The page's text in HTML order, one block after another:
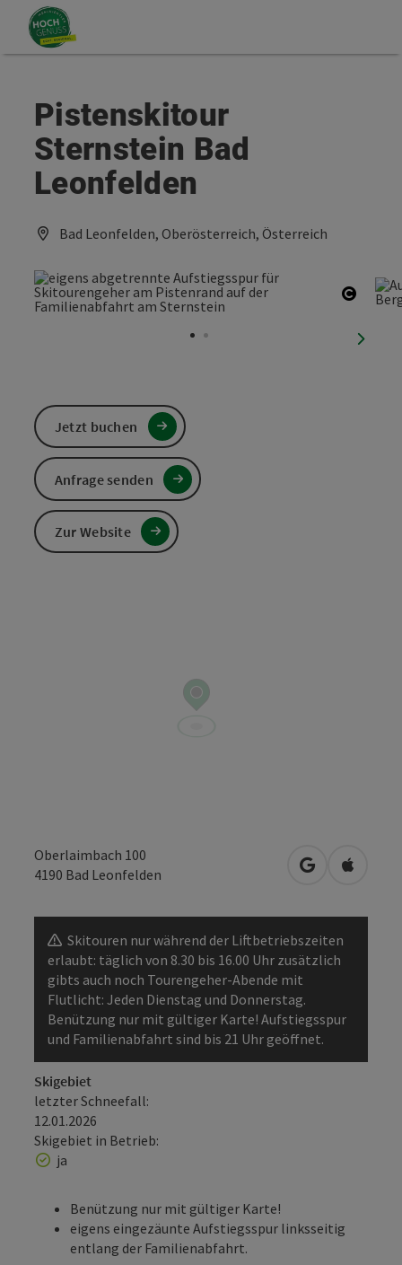
Zum Inhalt
Zum Seitenanfang
Pistenskitour
Sternstein Bad
Leonfelden
Bad Leonfelden, Oberösterreich, Österreich
Oberlaimbach 100
4190 Bad Leonfelden in Google
in
Skitouren nur während der Liftbetriebszeiten
erlaubt: täglich von 8.30 bis 16.00 Uhr zusätzlich
gibts auch noch Tourengeher-Abende mit
Flutlicht: Jeden Dienstag und Donnerstag.
Benützung nur mit gültiger Karte! Aufstiegsspur
und Familienabfahrt sind bis 21 Uhr geöffnet.
Skigebiet
letzter Schneefall:
12.01.2026
Skigebiet in Betrieb:
ja
Benützung nur mit gültiger Karte!
eigens eingezäunte Aufstiegsspur linksseitig
entlang der Familienabfahrt.
Jetzt buchen
Anfrage senden
Zur Website